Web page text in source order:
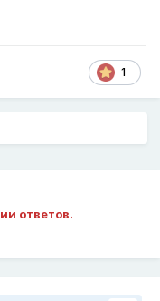
1
ответов.